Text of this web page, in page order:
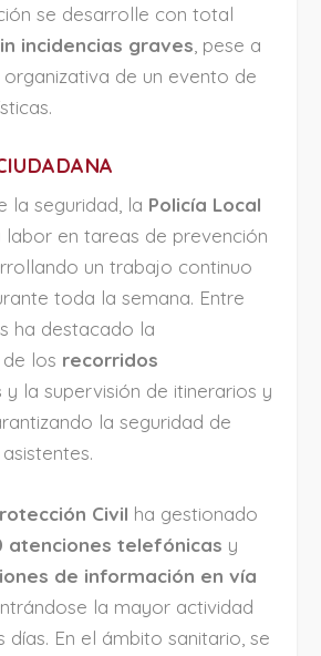
se desarrolle con total
incidencias graves , pese a
de un evento de
la seguridad, la Policía Local
labor en tareas de prevención
un trabajo continuo
toda la semana. Entre
ha destacado la
los recorridos
y la supervisión de itinerarios y
la seguridad de
Civil ha gestionado
atenciones telefónicas y
de información en vía
la mayor actividad
días. En el ámbito sanitario, se